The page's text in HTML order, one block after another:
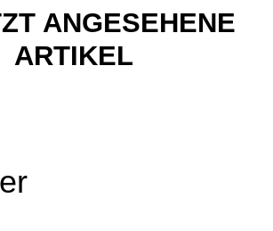
ANGESEHENE
ARTIKEL